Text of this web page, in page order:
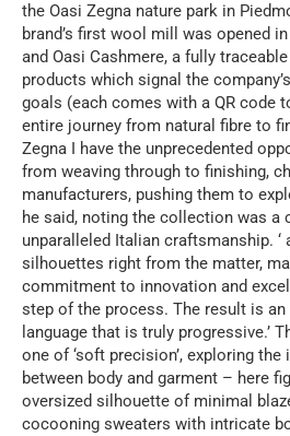
the Oasi Zegna nature park in
brand’s first wool mill was opened
and Oasi Cashmere, a fully
products which signal the
goals (each comes with a QR code
entire journey from natural fibre to
Zegna I have the unprecedented
from weaving through to finishing,
manufacturers, pushing them to
he said, noting the collection was a
unparalleled Italian craftsmanship.
silhouettes right from the matter,
commitment to innovation and
step of the process. The result is
language that is truly progressive.’
one of ‘soft precision’, exploring
between body and garment – here
oversized silhouette of minimal
cocooning sweaters with intricate